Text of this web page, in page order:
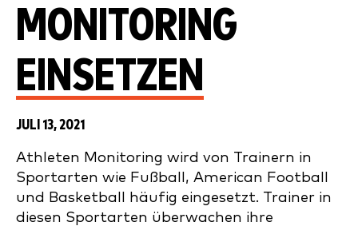
MONITORING
EINSETZEN
JULI 13, 2021
Athleten Monitoring wird von Trainern in
Sportarten wie Fußball, American Football
und Basketball häufig eingesetzt. Trainer in
diesen Sportarten überwachen ihre